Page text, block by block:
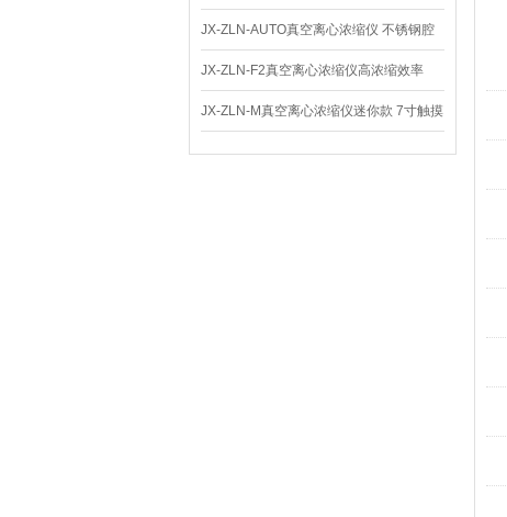
仪 低温功能
JX-ZLN-AUTO真空离心浓缩仪 不锈钢腔
体
JX-ZLN-F2真空离心浓缩仪高浓缩效率
JX-ZLN-M真空离心浓缩仪迷你款 7寸触摸
屏